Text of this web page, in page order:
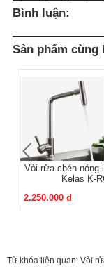
Bình luận:
Sản phẩm cùng
Vòi rửa chén nóng
Kelas K-
2.250.000 đ
Từ khóa liên quan: Vòi